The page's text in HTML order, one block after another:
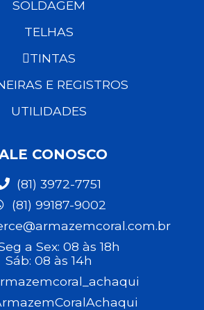
SOLDAGEM
TELHAS
TINTAS
E REGISTROS
UTILIDADES
CONOSCO
(81) 3972-7751
(81) 99187-9002
a Sex: 08 às 18h
Sáb: 08 às 14h